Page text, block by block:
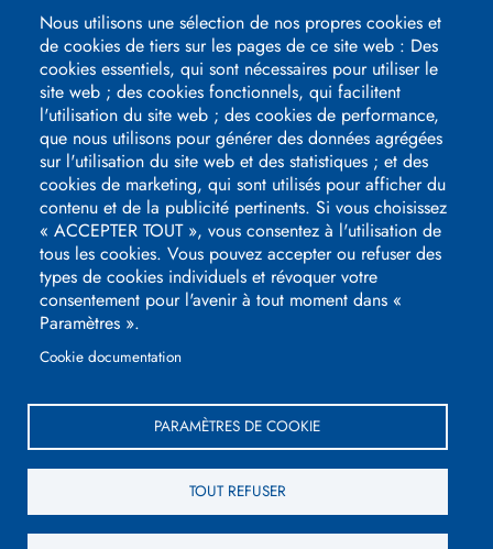
51100REIMS
+33 (0)3 26 08 65 29
SUIVEZ-NOUS
Logos
pied
page
Hippodrome de Reims ©2026 Mentions légales
Nous utilisons une sélection de nos propres cookies et
de cookies de tiers sur les pages de ce site web : Des
cookies essentiels, qui sont nécessaires pour utiliser le
site web ; des cookies fonctionnels, qui facilitent
l'utilisation du site web ; des cookies de performance,
que nous utilisons pour générer des données agrégées
sur l'utilisation du site web et des statistiques ; et des
cookies de marketing, qui sont utilisés pour afficher du
contenu et de la publicité pertinents. Si vous choisissez
« ACCEPTER TOUT », vous consentez à l'utilisation de
tous les cookies. Vous pouvez accepter ou refuser des
types de cookies individuels et révoquer votre
consentement pour l'avenir à tout moment dans «
Paramètres ».
Cookie documentation
PARAMÈTRES DE COOKIE
TOUT REFUSER